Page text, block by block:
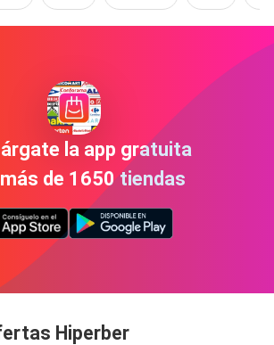
la app gratuita
de 1650 tiendas
Hiperber